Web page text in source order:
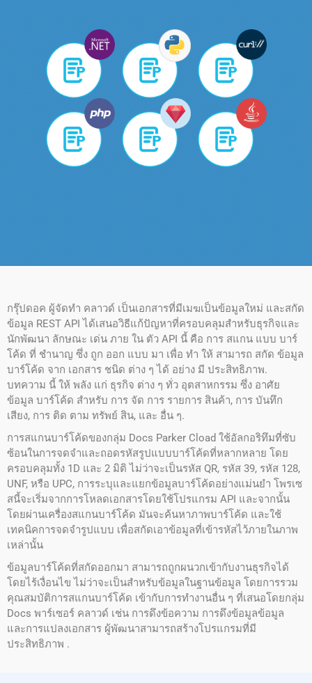
กรุ๊ปดอค ผู้จัดทํา คลาวด์ เป็นเอกสารที่มีเมฆเป็นข้อมูลใหม่ และสกัด
ข้อมูล REST API ได้เสนอวิธีแก้ปัญหาที่ครอบคลุมสําหรับธุรกิจและ
นักพัฒนา ลักษณะ เด่น ภาย ใน ตัว API นี้ คือ การ สแกน แบบ บาร์
โค้ด ที่ ชํานาญ ซึ่ง ถูก ออก แบบ มา เพื่อ ทํา ให้ สามารถ สกัด ข้อมูล
บาร์โค้ด จาก เอกสาร ชนิด ต่าง ๆ ได้ อย่าง มี ประสิทธิภาพ.
บทความ นี้ ให้ พลัง แก่ ธุรกิจ ต่าง ๆ ทั่ว อุตสาหกรรม ซึ่ง อาศัย
ข้อมูล บาร์โค้ด สําหรับ การ จัด การ รายการ สินค้า, การ บันทึก
เสียง, การ ติด ตาม ทรัพย์ สิน, และ อื่น ๆ.
การสแกนบาร์โค้ดของกลุ่ม Docs Parker Cload ใช้อัลกอริทึมที่ซับ
ซ้อนในการจดจําและถอดรหัสรูปแบบบาร์โค้ดที่หลากหลาย โดย
ครอบคลุมทั้ง 1D และ 2 มิติ ไม่ว่าจะเป็นรหัส QR, รหัส 39, รหัส 128,
UNF, หรือ UPC, การระบุและแยกข้อมูลบาร์โค้ดอย่างแม่นยํา โพรเซ
สนี้จะเริ่มจากการโหลดเอกสารโดยใช้โปรแกรม API และจากนั้น
โดยผ่านเครื่องสแกนบาร์โค้ด มันจะค้นหาภาพบาร์โค้ด และใช้
เทคนิคการจดจํารูปแบบ เพื่อสกัดเอาข้อมูลที่เข้ารหัสไว้ภายในภาพ
เหล่านั้น
ข้อมูลบาร์โค้ดที่สกัดออกมา สามารถถูกผนวกเข้ากับงานธุรกิจได้
โดยไร้เงื่อนไข ไม่ว่าจะเป็นสําหรับข้อมูลในฐานข้อมูล โดยการรวม
คุณสมบัติการสแกนบาร์โค้ด เข้ากับการทํางานอื่น ๆ ที่เสนอโดยกลุ่ม
Docs พาร์เซอร์ คลาวด์ เช่น การดึงข้อความ การดึงข้อมูลข้อมูล
และการแปลงเอกสาร ผู้พัฒนาสามารถสร้างโปรแกรมที่มี
ประสิทธิภาพ .